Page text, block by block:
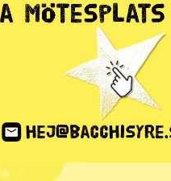
ANNONS